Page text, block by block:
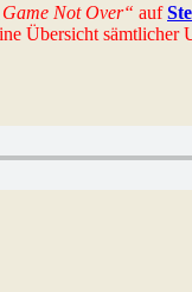
„Game Not Over“ auf
Übersicht sämtlicher